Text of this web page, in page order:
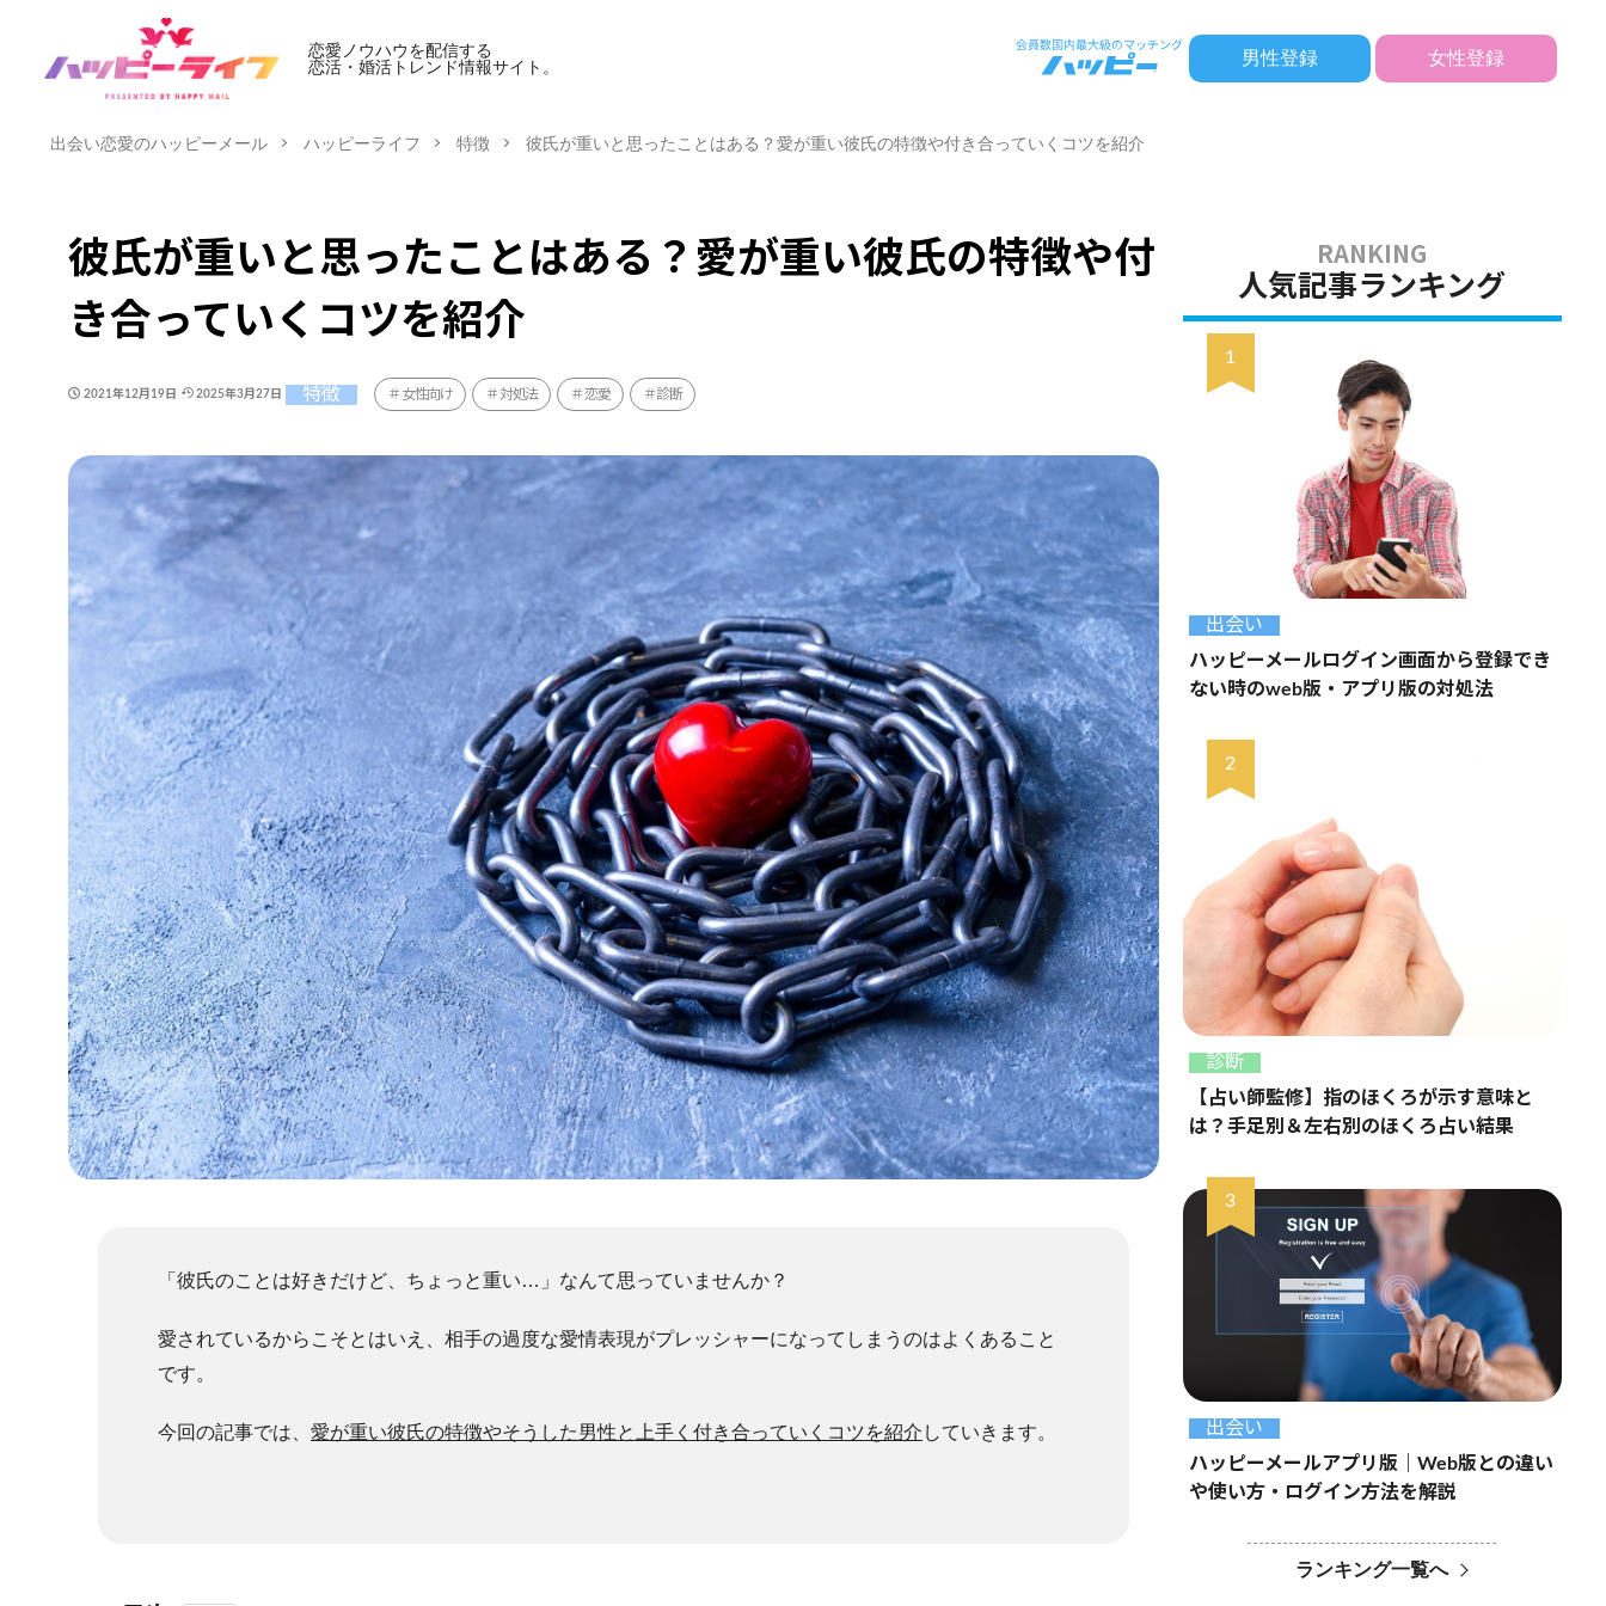
恋愛ノウハウを配信する
恋活・婚活トレンド情報サイト。
男性登録 女性登録
出会い恋愛のハッピーメール ハッピーライフ 特徴 彼氏が重いと思ったことはある？愛が重い彼氏の特徴や付き合っていくコツを紹介
彼氏が重いと思ったことはある？愛が重い彼氏の特徴や付
き合っていくコツを紹介
2021年12月19日 2025年3月27日 特徴 女性向け 対処法 恋愛 診断
「彼氏のことは好きだけど、ちょっと重い…」なんて思っていませんか？
愛されているからこそとはいえ、相手の過度な愛情表現がプレッシャーになってしまうのはよくあること
です。
今回の記事では、 愛が重い彼氏の特徴やそうした男性と上手く付き合っていくコツを紹介 していきます。
人気記事ランキング
出会い
ハッピーメールログイン画面から登録でき
ない時のweb版・アプリ版の対処法
診断
【占い師監修】指のほくろが示す意味と
は？手足別＆左右別のほくろ占い結果
出会い
ハッピーメールアプリ版｜Web版との違い
や使い方・ログイン方法を解説
ランキング一覧へ